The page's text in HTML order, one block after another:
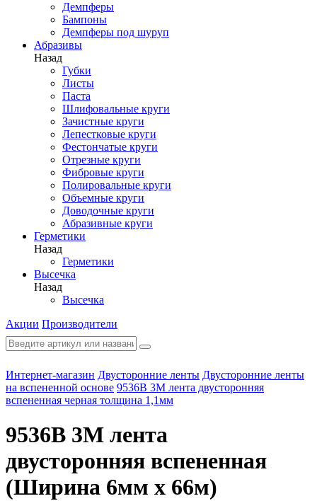
Демпферы
Бампоны
Демпферы под шуруп
Абразивы
Назад
Губки
Листы
Паста
Шлифовальные круги
Зачистные круги
Лепестковые круги
Фестончатые круги
Отрезные круги
Фибровые круги
Полировальные круги
Объемные круги
Доводочные круги
Абразивные круги
Герметики
Назад
Герметики
Высечка
Назад
Высечка
Акции Производители
Интернет-магазин Двусторонние ленты Двусторонние ленты
на вспененной основе 9536B 3М лента двусторонняя
вспененная черная толщина 1,1мм
9536B 3М лента
двусторонняя вспененная
(Ширина 6мм х 66м)